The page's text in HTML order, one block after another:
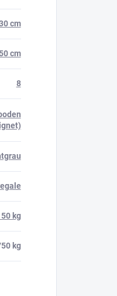
cm
cm
8
kg
kg